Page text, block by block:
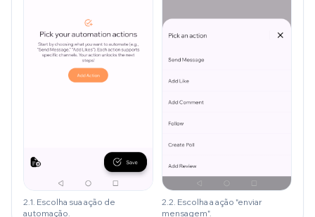
2.1. Escolha sua ação de
automação.
2.2. Escolha a ação "enviar
mensagem".